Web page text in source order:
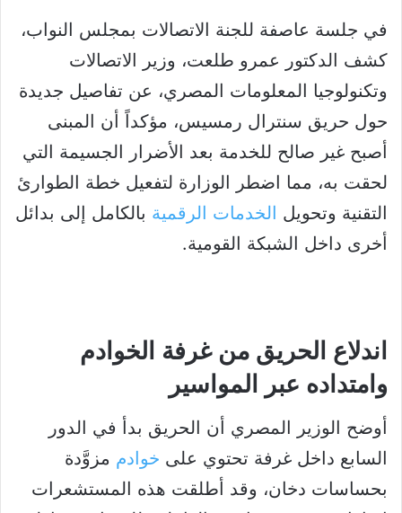
في جلسة عاصفة للجنة الاتصالات بمجلس النواب،
كشف الدكتور عمرو طلعت، وزير الاتصالات
وتكنولوجيا المعلومات المصري، عن تفاصيل جديدة
حول حريق سنترال رمسيس، مؤكداً أن المبنى
أصبح غير صالح للخدمة بعد الأضرار الجسيمة التي
لحقت به، مما اضطر الوزارة لتفعيل خطة الطوارئ
التقنية وتحويل الخدمات الرقمية بالكامل إلى بدائل
أخرى داخل الشبكة القومية.
اندلاع الحريق من غرفة الخوادم
وامتداده عبر المواسير
أوضح الوزير المصري أن الحريق بدأ في الدور
السابع داخل غرفة تحتوي على خوادم مزوَّدة
بحساسات دخان، وقد أطلقت هذه المستشعرات